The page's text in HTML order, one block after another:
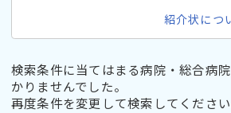
紹介状につ
検索条件に当てはまる病院・総合病
かりませんでした。
再度条件を変更して検索してください